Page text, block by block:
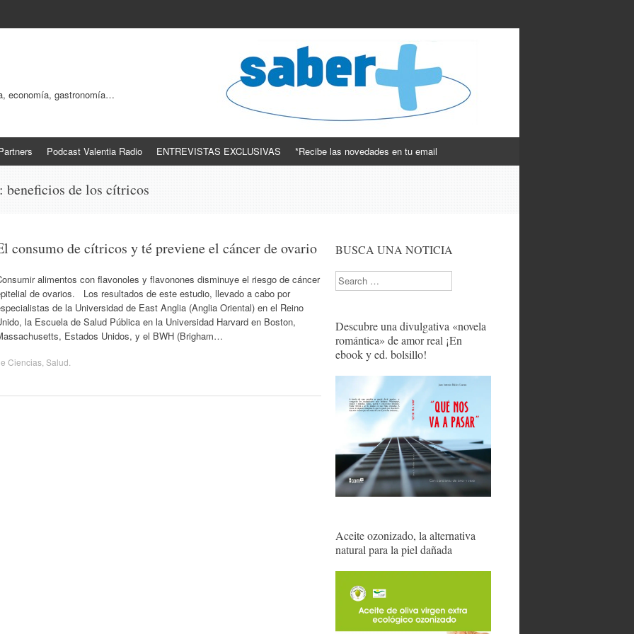
economía, gastronomía…
Podcast Valentia Radio ENTREVISTAS EXCLUSIVAS *Recibe las novedades en tu email
beneficios de los cítricos
consumo de cítricos y té previene el cáncer de ovario
alimentos con flavonoles y flavonones disminuye el riesgo de cáncer
de ovarios. Los resultados de este estudio, llevado a cabo por
de la Universidad de East Anglia (Anglia Oriental) en el Reino
la Escuela de Salud Pública en la Universidad Harvard en Boston,
Estados Unidos, y el BWH (Brigham…
Ciencias Salud
BUSCA UNA NOTICIA
Search
Descubre una divulgativa «novela
romántica» de amor real ¡En
ebook y ed. bolsillo!
Aceite ozonizado, la alternativa
natural para la piel dañada